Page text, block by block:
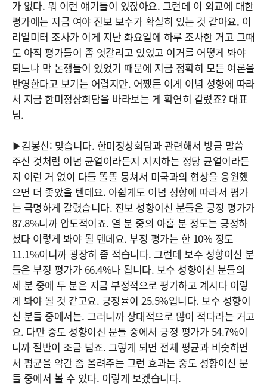
가 없다. 뭐 이런 얘기들이 있잖아요. 그런데 이 외교에 대한
평가에는 지금 여야 진보 보수가 확실히 있는 것 같아요. 이
리얼미터 조사가 이게 지난 화요일에 하루 조사한 거고 그때
도 아직 평가들이 좀 엇갈리고 있었고 이거를 어떻게 봐야
되느냐 막 논쟁들이 있었기 때문에 지금 정확히 모든 여론을
반영한다고 보기는 어렵지만. 어쨌든 이게 이념 성향에 따라
서 지금 한미정상회담을 바라보는 게 확연히 갈렸죠? 대표
님.
▶김봉신: 맞습니다. 한미정상회담과 관련해서 방금 말씀
주신 것처럼 이념 균열이라든지 지지하는 정당 균열이라든
지 이런 거 없이 다들 똘똘 뭉쳐서 미국과의 협상을 응원했
으면 더 좋았을 텐데요. 아쉽게도 이념 성향에 따라서 평가
는 극명하게 갈렸습니다. 진보 성향이신 분들은 긍정 평가가
87.8%니까 압도적이죠. 열 분 중의 아홉 분 정도는 긍정하
셨다 이렇게 봐야 될 텐데요. 부정 평가는 한 10% 정도
11.1%이니까 굉장히 좀 적습니다. 그런데 보수 성향이신 분
들은 부정 평가가 66.4%나 됩니다. 보수 성향이신 분들의
세 분 중에 두 분은 지금 부정적으로 평가하고 계시다 이렇
게 봐야 될 것 같고요. 긍정률이 25.5%입니다. 보수 성향이
신 분들 중에서는. 그러니까 상대적으로 많이 적다라는 거고
요. 다만 중도 성향이신 분들 중에서 긍정 평가가 54.7%이
니까 절반이 조금 넘죠. 그렇게 되면 전체 평균과 비슷하면
서 평균을 약간 좀 올려주는 그런 효과는 중도 성향이신 분
들 중에서 볼 수 있다. 이렇게 보겠습니다.